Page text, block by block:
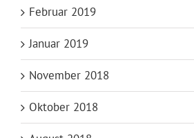
Februar 2019
Januar 2019
November 2018
Oktober 2018